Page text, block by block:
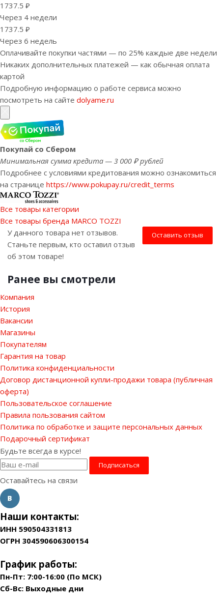
1737.5 ₽
Через 4 недели
1737.5 ₽
Через 6 недель
Оплачивайте покупки частями — по 25% каждые две недели
Никаких дополнительных платежей — как обычная оплата
картой
Подробную информацию о работе сервиса можно
посмотреть на сайте dolyame.ru
Покупай со Сбером
Минимальная сумма кредита — 3 000 ₽ рублей
Подробнее с условиями кредитования можно ознакомиться
на странице https://www.pokupay.ru/credit_terms
Все товары категории
Все товары бренда MARCO TOZZI
Оставить отзыв
У данного товара нет отзывов.
Станьте первым, кто оставил отзыв
об этом товаре!
Ранее вы смотрели
Компания
История
Вакансии
Магазины
Покупателям
Гарантия на товар
Политика конфиденциальности
Договор дистанционной купли-продажи товара (публичная
оферта)
Пользовательское соглашение
Правила пользования сайтом
Политика по обработке и защите персональных данных
Подарочный сертификат
Будьте всегда в курсе!
Оставайтесь на связи
Наши контакты:
ИНН 590504331813
ОГРН 304590606300154
График работы:
Пн-Пт: 7:00-16:00 (По МСК)
Сб-Вс: Выходные дни